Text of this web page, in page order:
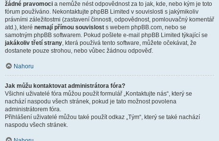
žádné pravomoci a nemůže nést odpovědnost za to jak, kde, nebo kým je toto
fórum používáno. Nekontaktujte phpBB Limited v souvislosti s jakýmikoliv
právními záležitostmi (zastavení činnosti, odpovědnost, pomlouvačný komentář
atd.), které nemají přímou souvislost s webem phpBB.com, nebo se
samotným phpBB softwarem. Pokud pošlete e-mail phpBB Limited týkající se
jakákoliv třetí strany, která používá tento software, můžete očekávat, že
dostanete pouze strohou, nebo vůbec žádnou odpověď.
Nahoru
Jak můžu kontaktovat administrátora fóra?
Všichni uživatelé fóra můžou použít formulář „Kontaktujte nás“, který se
nachází naspodu všech stránek, pokud je tato možnost povolena
administrátorem fóra.
Přihlášení uživatelé můžou také použít odkaz „Tým“, který se také nachází
naspodu všech stránek.